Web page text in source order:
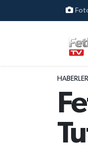
HABERLER
Muğla Nöbetçi
Muğla Namaz
Muğla Trafik
Süper Lig